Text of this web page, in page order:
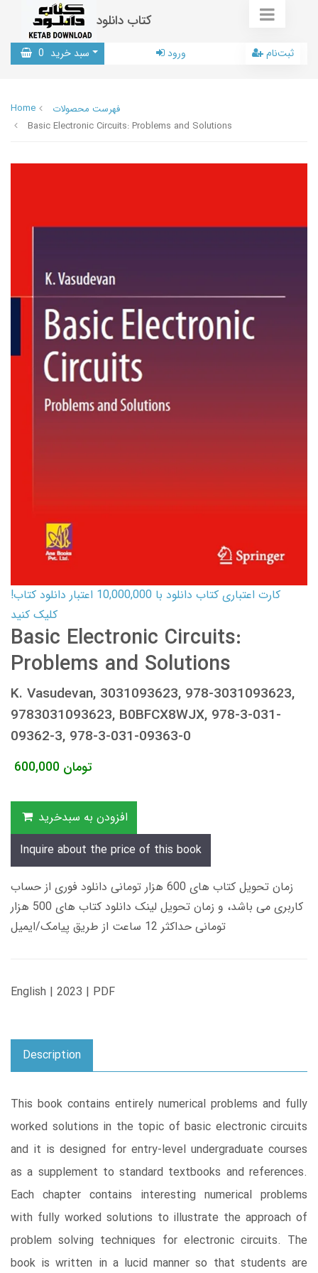
کتاب دانلود
سبد خرید 0 ورود ثبت‌نام
Home
فهرست محصولات
Basic Electronic Circuits: Problems and Solutions
کارت اعتباری کتاب دانلود با 10,000,000 اعتبار دانلود کتاب!
کلیک کنید
Basic Electronic Circuits:
Problems and Solutions
K. Vasudevan, 3031093623, 978-3031093623,
9783031093623, B0BFCX8WJX, 978-3-031-
09362-3, 978-3-031-09363-0
600,000 تومان
افزودن به سبدخرید
Inquire about the price of this book
زمان تحویل کتاب های 600 هزار تومانی دانلود فوری از حساب
کاربری می باشد، و زمان تحویل لینک دانلود کتاب های 500 هزار
تومانی حداکثر 12 ساعت از طریق پیامک/ایمیل
English | 2023 | PDF
Description
This book contains entirely numerical problems and fully
worked solutions in the topic of basic electronic circuits
and it is designed for entry-level undergraduate courses
as a supplement to standard textbooks and references.
Each chapter contains interesting numerical problems
with fully worked solutions to illustrate the approach of
problem solving techniques for electronic circuits. The
book is written in a lucid manner so that students are